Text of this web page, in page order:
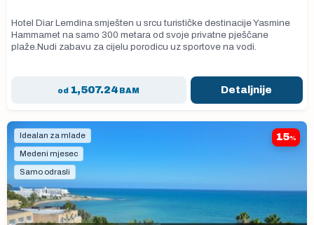
Hotel Diar Lemdina smješten u srcu turističke destinacije Yasmine
Hammamet na samo 300 metara od svoje privatne pješčane
plaže.Nudi zabavu za cijelu porodicu uz sportove na vodi.
od 1,507.24 BAM Detaljnije
Idealan za mlade
Medeni mjesec
Samo odrasli
15%